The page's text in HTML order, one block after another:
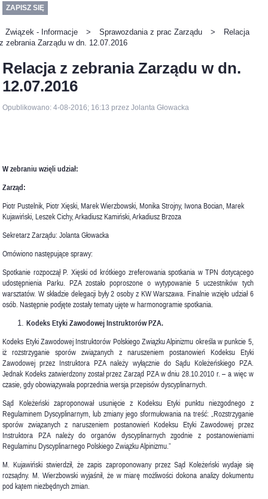
Związek - Informacje > Sprawozdania z prac Zarządu >
Relacja
z zebrania Zarządu w dn. 12.07.2016
Relacja z zebrania Zarządu w dn.
12.07.2016
Opublikowano: 4-08-2016; 16:13 przez Jolanta Głowacka
W zebraniu wzięli udział:
Zarząd:
Piotr Pustelnik, Piotr Xięski, Marek Wierzbowski, Monika Strojny, Iwona Bocian, Marek
Kujawiński, Leszek Cichy, Arkadiusz Kamiński, Arkadiusz Brzoza
Sekretarz Zarządu: Jolanta Głowacka
Omówiono następujące sprawy:
Spotkanie rozpoczął P. Xięski od krótkiego zreferowania spotkania w TPN dotycącego
udostępnienia Parku. PZA zostało poproszone o wytypowanie 5 uczestników tych
warsztatów. W składzie delegacji były 2 osoby z KW Warszawa. Finalnie wzięło udział 6
osób. Następnie podjęte zostały tematy ujęte w harmonogramie spotkania.
Kodeks Etyki Zawodowej Instruktorów PZA.
Kodeks Etyki Zawodowej Instruktorów Polskiego Związku Alpinizmu określa w punkcie 5,
iż rozstrzyganie sporów związanych z naruszeniem postanowień Kodeksu Etyki
Zawodowej przez Instruktora PZA należy wyłącznie do Sądu Koleżeńskiego PZA.
Jednak Kodeks zatwierdzony został przez Zarząd PZA w dniu 28.10.2010 r. – a więc w
czasie, gdy obowiązywała poprzednia wersja przepisów dyscyplinarnych.
Sąd Koleżeński zaproponował usunięcie z Kodeksu Etyki punktu niezgodnego z
Regulaminem Dyscyplinarnym, lub zmiany jego sformułowania na treść: „Rozstrzyganie
sporów związanych z naruszeniem postanowień Kodeksu Etyki Zawodowej przez
Instruktora PZA należy do organów dyscyplinarnych zgodnie z postanowieniami
Regulaminu Dyscyplinarnego Polskiego Związku Alpinizmu.”
M. Kujawiński stwierdził, że zapis zaproponowany przez Sąd Koleżeński wydaje się
rozsądny. M. Wierzbowski wyjaśnił, że w miarę możliwości dokona analizy dokumentu
pod kątem niezbędnych zmian.